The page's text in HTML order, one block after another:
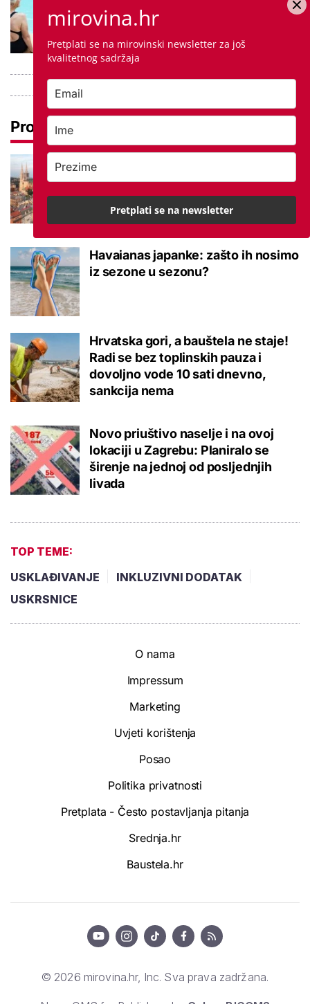
besplatno: Građani se mogu
ohladiti tijekom toplinskog vala
Pročitaj još
Hoće li se zbog novog Zakona o
najmu u priču uplesti roditelji
studenata? 'Ovrha može biti
neizvjesna'
Havaianas japanke: zašto ih nosimo
iz sezone u sezonu?
Hrvatska gori, a bauštela ne staje!
Radi se bez toplinskih pauza i
dovoljno vode 10 sati dnevno,
sankcija nema
Novo priuštivo naselje i na ovoj
lokaciji u Zagrebu: Planiralo se
širenje na jednoj od posljednjih
livada
TOP TEME:
USKLAĐIVANJE
INKLUZIVNI DODATAK
USKRSNICE
O nama
Impressum
Marketing
Uvjeti korištenja
Posao
Politika privatnosti
Pretplata - Često postavljanja pitanja
Srednja.hr
Baustela.hr
© 2026 mirovina.hr, Inc. Sva prava zadržana.
mirovina.hr
Pretplati se na mirovinski newsletter za još
kvalitetnog sadržaja
Pretplati se na newsletter